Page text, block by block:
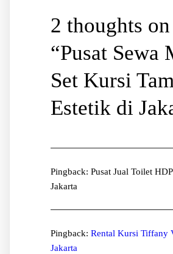
2 thoughts on
“Pusat Sewa
Set Kursi
Estetik di
Pingback: Pusat Jual Toilet
Jakarta
Pingback: Rental Kursi Tiffany
Jakarta